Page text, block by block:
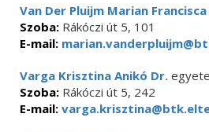
Van Der Pluijm Marian Francisca
Szoba: Rákóczi út 5, 101
E-mail:
Varga Krisztina Anikó Dr.
Szoba: Rákóczi út 5, 242
E-mail: